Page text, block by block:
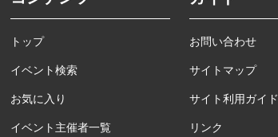
トップ
イベント検索
お気に入り
イベント主催者一覧
お問い合わせ
サイトマップ
サイト利用ガイド
リンク